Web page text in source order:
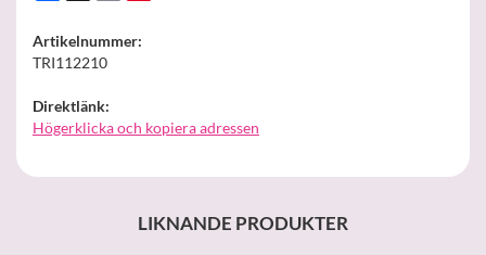
Artikelnummer:
TRI112210
Direktlänk:
Högerklicka och kopiera adressen
LIKNANDE PRODUKTER